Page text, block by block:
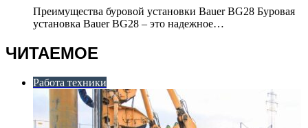
Преимущества буровой установки Bauer BG28 Буровая
установка Bauer BG28 – это надежное…
ЧИТАЕМОЕ
Работа техники